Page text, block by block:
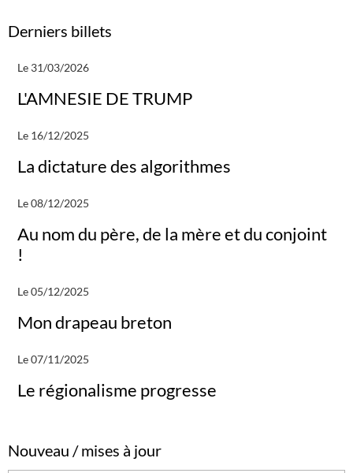
Derniers billets
Le 31/03/2026
L'AMNESIE DE TRUMP
Le 16/12/2025
La dictature des algorithmes
Le 08/12/2025
Au nom du père, de la mère et du conjoint
!
Le 05/12/2025
Mon drapeau breton
Le 07/11/2025
Le régionalisme progresse
Nouveau / mises à jour